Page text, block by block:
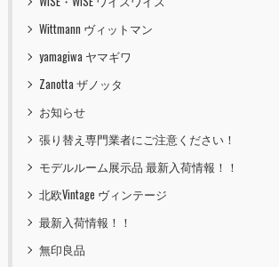
Wittmann ヴィットマン
yamagiwa ヤマギワ
Zanotta ザノッタ
お知らせ
張り替え専門業者にご注意ください！
モデルルーム展示品 最新入荷情報！！
北欧Vintage ヴィンテージ
最新入荷情報！！
無印良品